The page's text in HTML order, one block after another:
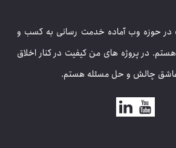
در پروژه های من کیفیت در کنار اخلاق